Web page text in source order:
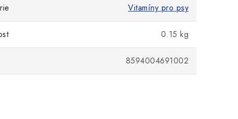
Vitamíny pro psy
0.15 kg
8594004691002